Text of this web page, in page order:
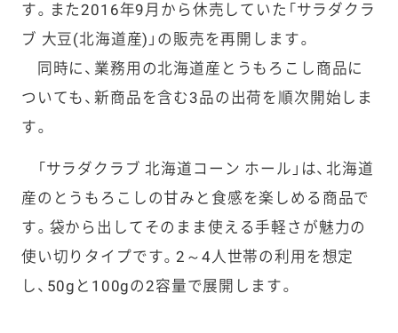
す。また2016年9月から休売していた「サラダクラ
ブ 大豆(北海道産)」の販売を再開します。
同時に、業務用の北海道産とうもろこし商品に
ついても、新商品を含む3品の出荷を順次開始しま
す。
「サラダクラブ 北海道コーン ホール」は、北海道
産のとうもろこしの甘みと食感を楽しめる商品で
す。袋から出してそのまま使える手軽さが魅力の
使い切りタイプです。2～4人世帯の利用を想定
し、50gと100gの2容量で展開します。